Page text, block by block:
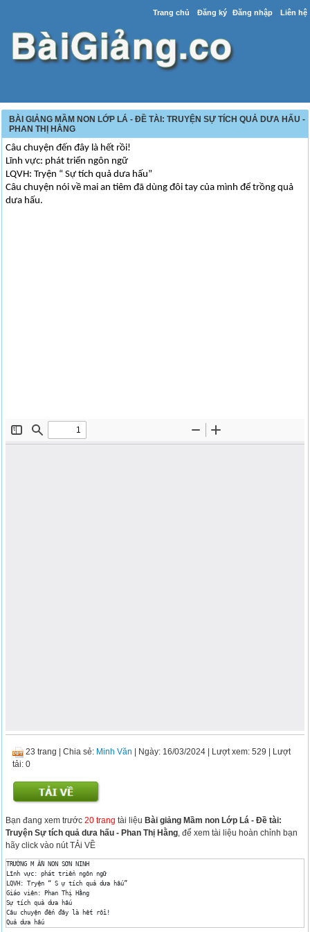
Trang chủ Đăng ký Đăng nhập Liên hệ
BÀI GIẢNG MẦM NON LỚP LÁ - ĐỀ TÀI: TRUYỆN SỰ TÍCH QUẢ DƯA HẤU -
PHAN THỊ HẰNG
Câu chuyện đến đây là hết rồi!
Lĩnh vực: phát triển ngôn ngữ
LQVH: Tryện “ Sự tích quả dưa hấu”
Câu chuyện nói về mai an tiêm đã dùng đôi tay của mình để trồng quả
dưa hấu.
23 trang |Chia sẻ: Minh Văn | Ngày: 16/03/2024 | Lượt xem: 529 | Lượt
tải: 0
Bạn đang xem trước20 trang tài liệuBài giảng Mầm non Lớp Lá - Đề tài:
Truyện Sự tích quả dưa hấu - Phan Thị Hằng , để xem tài liệu hoàn chỉnh bạn
hãy click vào nút TẢi VỀ
TRƯỜNG M ẦN NON SƠN NINH
Lĩnh vực: phát triển ngôn ngữ
LQVH: Tryện “ S ự tích quả dưa hấu”
Giáo viên: Phan Thị Hằng
Sự tích quả dưa hấu
Câu chuyện đến đây là hết rồi!
Quả dưa hấu